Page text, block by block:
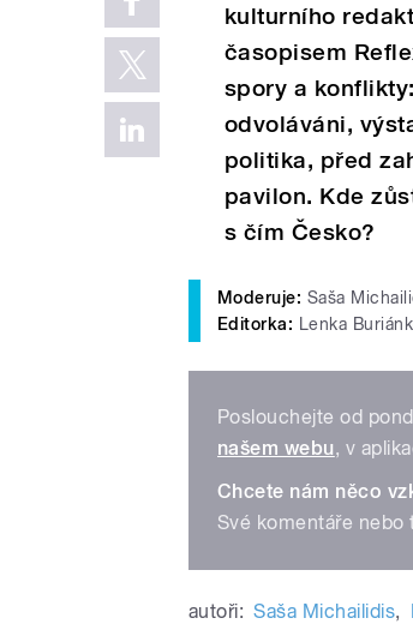
kulturního
časopisem
spory a
odvoláváni,
politika, před
pavilon. Kde
s čím Česko?
Moderuje: Saša
Editorka: Lenka
Poslouchejte od
našem webu, v
Chcete nám něco
Své komentáře nebo
autoři: Saša Michailidis,